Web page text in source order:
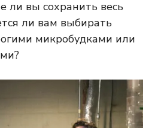
ли вы сохранить весь
ли вам выбирать
микробудками или